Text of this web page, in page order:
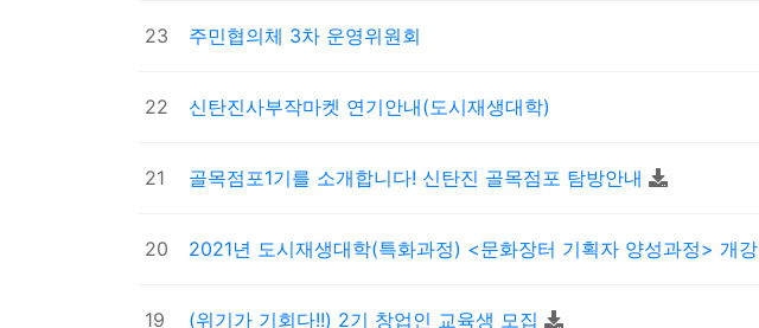
23 주민협의체 3차 운영위원회
22 신탄진사부작마켓 연기안내(도시재생대학)
21 골목점포1기를 소개합니다! 신탄진 골목점포 탐방안내
20 2021년 도시재생대학(특화과정) <문화장터 기획자 양성과정> 개강
19 (위기가 기회다!!) 2기 창업인 교육생 모집